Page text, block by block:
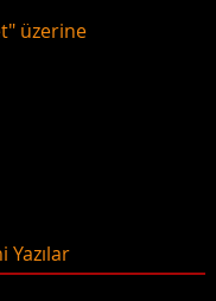
üzerine
Yazılar